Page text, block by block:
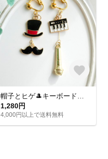
1,280円
4,000円以上で送料無料